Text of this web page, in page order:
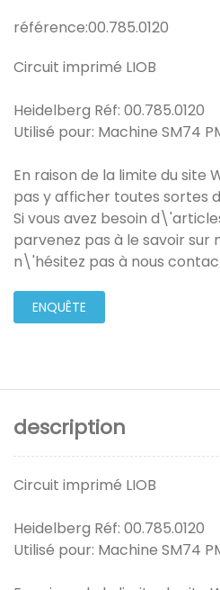
référence:00.785.0120
Circuit imprimé LIOB
Heidelberg Réf: 00.785.0120
Utilisé pour: Machine SM74
En raison de la limite du site
pas y afficher toutes sortes
Si vous avez besoin
parvenez pas à le savoir sur
n\'hésitez pas à nous
ENQUÊTE
description
Circuit imprimé LIOB
Heidelberg Réf: 00.785.0120
Utilisé pour: Machine SM74